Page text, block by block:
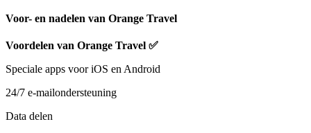
Voor- en nadelen van Orange Travel
Voordelen van Orange Travel ✅
Speciale apps voor iOS en Android
24/7 e-mailondersteuning
Data delen